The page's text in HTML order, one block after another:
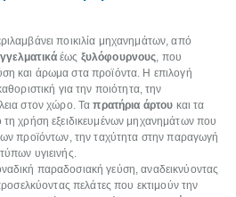
ποικιλία μηχανημάτων, από
έως ξυλόφουρνους, που
και άρωμα στα προϊόντα. Η επιλογή
για την ποιότητα, την
στον χώρο. Ταπρατήρια άρτου και τα
χρήση εξειδικευμένων μηχανημάτων που
προϊόντων, την ταχύτητα στην παραγωγή
υγιεινής.
παραδοσιακή γεύση, αναδεικνύοντας
πελάτες που εκτιμούν την